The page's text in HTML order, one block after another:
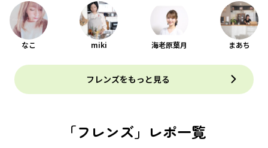
なこ miki 海老原葉月 まあち
フレンズをもっと見る
「フレンズ」レポ一覧